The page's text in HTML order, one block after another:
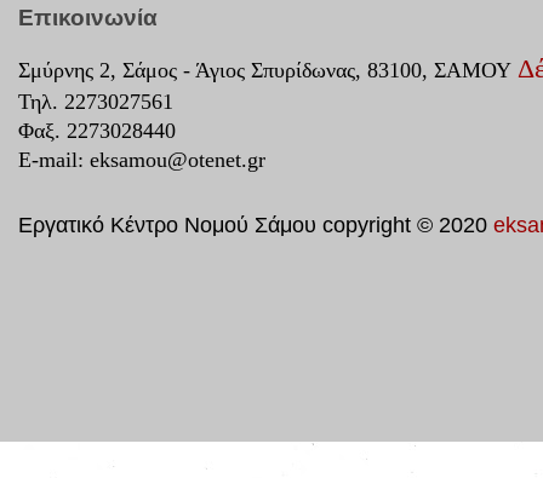
Επικοινωνία
Σμύρνης 2, Σάμος - Άγιος Σπυρίδωνας, 83100, ΣΑΜΟΥ
Τηλ. 2273027561
Φαξ. 2273028440
E-mail: eksamou@otenet.gr
Εργατικό Κέντρο Νομού Σάμου copyright © 2020